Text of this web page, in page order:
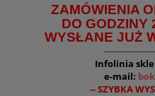
ZAMÓWIENIA
DO GODZINY
WYSŁANE JUŻ
Infolinia
e-mail:
-- SZYBKA